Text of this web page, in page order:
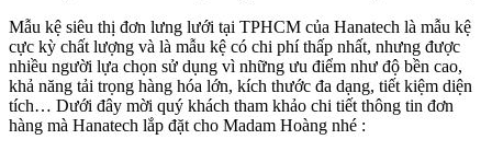
Mẫu kệ siêu thị đơn lưng lưới tại TPHCM của Hanatech là mẫu kệ
cực kỳ chất lượng và là mẫu kệ có chi phí thấp nhất, nhưng được
nhiều người lựa chọn sử dụng vì những ưu điểm như độ bền cao,
khả năng tải trọng hàng hóa lớn, kích thước đa dạng, tiết kiệm diện
tích… Dưới đây mời quý khách tham khảo chi tiết thông tin đơn
hàng mà Hanatech lắp đặt cho Madam Hoàng nhé :